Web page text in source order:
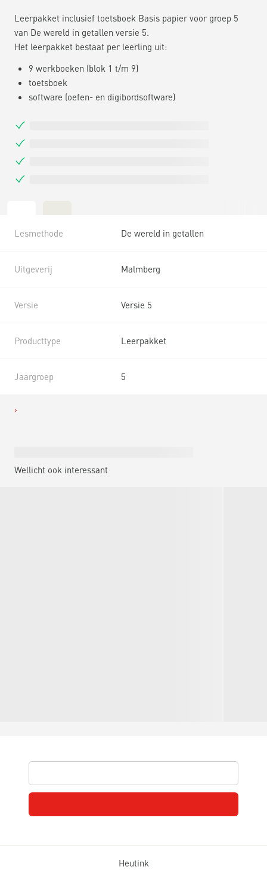
Leerpakket inclusief toetsboek Basis papier voor groep 5
van De wereld in getallen versie 5.
Het leerpakket bestaat per leerling uit:
9 werkboeken (blok 1 t/m 9)
toetsboek
software (oefen- en digibordsoftware)
Lesmethode De wereld in getallen
Uitgeverij Malmberg
Versie Versie 5
Producttype Leerpakket
Jaargroep 5
Wellicht ook interessant
Heutink